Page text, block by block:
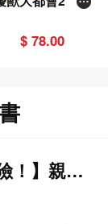
$ 78.00
！】親子